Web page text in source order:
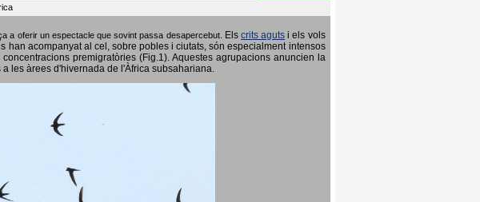
a oferir un espectacle que sovint passa desapercebut. Els crits aguts i els vols
han acompanyat al cel, sobre pobles i ciutats, són especialment intensos
premigratòries (Fig.1). Aquestes agrupacions anuncien la
les àrees d'hivernada de l'Àfrica subsahariana.